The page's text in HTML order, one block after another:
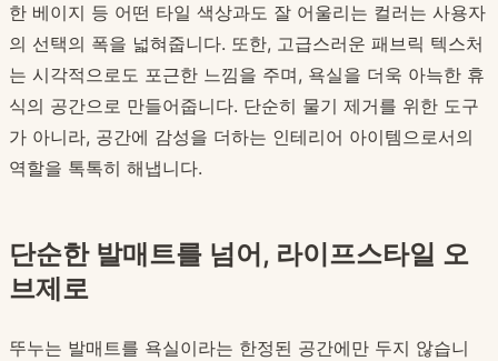
한 베이지 등 어떤 타일 색상과도 잘 어울리는 컬러는 사용자
의 선택의 폭을 넓혀줍니다. 또한, 고급스러운 패브릭 텍스처
는 시각적으로도 포근한 느낌을 주며, 욕실을 더욱 아늑한 휴
식의 공간으로 만들어줍니다. 단순히 물기 제거를 위한 도구
가 아니라, 공간에 감성을 더하는 인테리어 아이템으로서의
역할을 톡톡히 해냅니다.
단순한 발매트를 넘어, 라이프스타일 오
브제로
뚜누는 발매트를 욕실이라는 한정된 공간에만 두지 않습니